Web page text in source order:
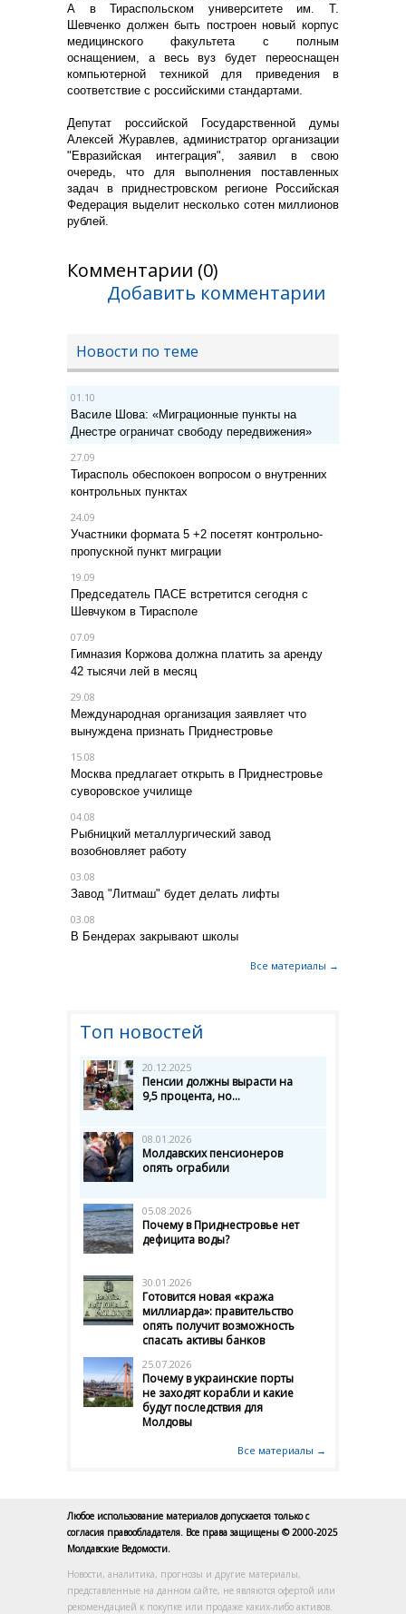
А в Тираспольском университете им. Т.
Шевченко должен быть построен новый корпус
медицинского факультета с полным
оснащением, а весь вуз будет переоснащен
компьютерной техникой для приведения в
соответствие с российскими стандартами.
Депутат российской Государственной думы
Алексей Журавлев, администратор организации
"Евразийская интеграция", заявил в свою
очередь, что для выполнения поставленных
задач в приднестровском регионе Российская
Федерация выделит несколько сотен миллионов
рублей.
Комментарии (0)
Добавить комментарии
Новости по теме
01.10
Василе Шова: «Миграционные пункты на
Днестре ограничат свободу передвижения»
27.09
Тирасполь обеспокоен вопросом о внутренних
контрольных пунктах
24.09
Участники формата 5 +2 посетят контрольно-
пропускной пункт миграции
19.09
Председатель ПАСЕ встретится сегодня с
Шевчуком в Тирасполе
07.09
Гимназия Коржова должна платить за аренду
42 тысячи лей в месяц
29.08
Международная организация заявляет что
вынуждена признать Приднестровье
15.08
Москва предлагает открыть в Приднестровье
суворовское училище
04.08
Рыбницкий металлургический завод
возобновляет работу
03.08
Завод "Литмаш" будет делать лифты
03.08
В Бендерах закрывают школы
Все материалы →
Топ новостей
20.12.2025
Пенсии должны вырасти на
9,5 процента, но...
08.01.2026
Молдавских пенсионеров
опять ограбили
05.08.2026
Почему в Приднестровье нет
дефицита воды?
30.01.2026
Готовится новая «кража
миллиарда»: правительство
опять получит возможность
спасать активы банков
25.07.2026
Почему в украинские порты
не заходят корабли и какие
будут последствия для
Молдовы
Все материалы →
Любое использование материалов допускается только с
согласия правообладателя. Все права защищены © 2000-2025
Молдавские Ведомости.
Новости, аналитика, прогнозы и другие материалы,
представленные на данном сайте, не являются офертой или
рекомендацией к покупке или продаже каких-либо активов.